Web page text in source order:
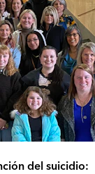
del suicidio: